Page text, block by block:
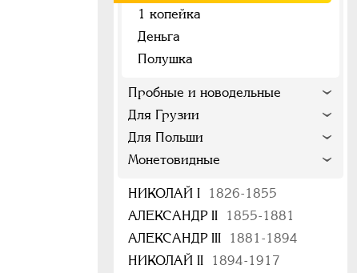
1 копейка
Деньга
Полушка
Пробные и новодельные
Для Грузии
Для Польши
Монетовидные
НИКОЛАЙ I
1826-1855
АЛЕКСАНДР II
1855-1881
АЛЕКСАНДР III
1881-1894
НИКОЛАЙ II
1894-1917